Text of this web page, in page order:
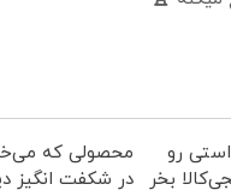
رو
بخر
محصولی که
در شکفت انگیز